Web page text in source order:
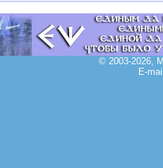
© 2003-2026,
E-